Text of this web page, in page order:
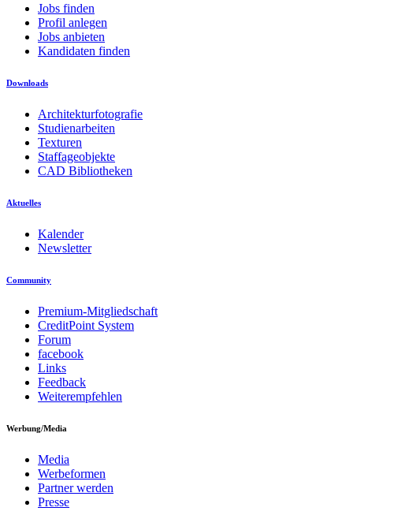
Jobs finden
Profil anlegen
Jobs anbieten
Kandidaten finden
Downloads
Architekturfotografie
Studienarbeiten
Texturen
Staffageobjekte
CAD Bibliotheken
Aktuelles
Kalender
Newsletter
Community
Premium-Mitgliedschaft
CreditPoint System
Forum
facebook
Links
Feedback
Weiterempfehlen
Werbung/Media
Media
Werbeformen
Partner werden
Presse